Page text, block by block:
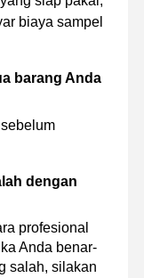
biaya sampel
barang Anda
dengan
profesional
Anda benar-
salah, silakan